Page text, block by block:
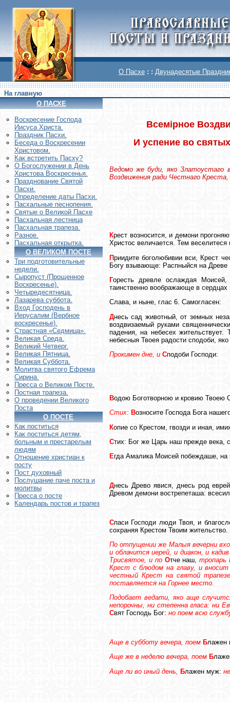
О Пасхе : : Двунадесятые
На главную
О ПАСХЕ
Воскреcение Господа
Иисуса Христа.
Праздник Пасхи.
Беседа о Воскресении
Христовом.
Как встретить Пасху?
О Богослужении в День
Христова Воскресенья.
Празднование Святой
Пасхи.
Определение даты Пасхи.
Пасхальные песнопения.
Святые о Великой Пасхе
Пасхальная лестница
Пасхальная трапеза.
Разное.
Пасхальная открытка.
О ВЕЛИКОМ ПОСТЕ
Три подготовительные
недели.
Сыропуст (Прощенное
Воскресенье).
Четыредесятница.
Лазарева суббота.
Вход Господень в
Иерусалим (Вербное
воскресенье).
Страстная «Седмица».
Великая Среда.
Великий Четверг.
Великая Пятница.
Великая Суббота.
Молитва святого Ефрема
Сирина.
Пресса о Великом Посте.
Постная трапеза.
О проведении Великого
Поста
О ПОСТЕ
Как поститься
Как поститься детям,
больным и престарелым
людям
Отношение христиан к
посту
Пост духовный
Послушание паче поста и
молитвы
Пресса о посте
Календарь постов и трапез
Всемiрное
И успение во
Ведомо же буди, яко Златоустаго
Воздвижения ради Честнаго Креста,
Крест возносится, и демони
Христос величается. Тем
Приидите боголюбивии вси, Крест
Богу взывающе: Распныйся на
Горесть древле ослаждая
таинственно воображающе в
Слава, и ныне, глас 6. Самогласен:
Днесь сад животный, от земных
воздвизаемый руками
падения, на небесех
небесныя Твоея радости сподоби,
Прокимен дне, и Сподоби Господи:
Водою Боготворною и кровию Твоею
Стих: Возносите Господа Бога
Копие со Крестом, гвозди и иная,
Стих: Бог же Царь наш прежде века,
Егда Амалика Моисей побеждаше, на
Днесь Древо явися, днесь род
Древом демони вострепеташа:
Спаси Господи люди Твоя, и
сохраняя Крестом Твоим жительство.
По отпущении же Малыя вечерни
и облачится иерей, и диакон, и
Трисвятое, и по Отче наш,тропарь
Крест с блюдом на главу, и
честный Крест на святой
поставляется на Горнее место.
Подобает ведати, яко аще
непорочны, ни степенна гласа: ни
Свят Господь Бог: но поем всю
Аще в субботу вечера, поем Б
Аще же в неделю вечера, поем Б
Аще ли во иный день, Блажен муж: